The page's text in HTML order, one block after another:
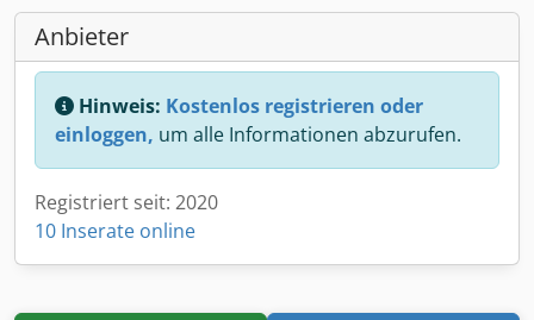
Anbieter
Hinweis: Kostenlos registrieren oder
einloggen, um alle Informationen abzurufen.
Registriert seit: 2020
10 Inserate online